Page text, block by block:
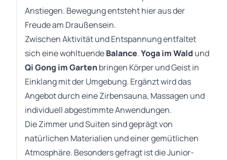
Anstiegen. Bewegung entsteht hier aus der
Freude am Draußensein.
Zwischen Aktivität und Entspannung entfaltet
sich eine wohltuendeBalance.Yoga im Wald und
Qi Gong im Gartenbringen Körper und Geist in
Einklang mit der Umgebung. Ergänzt wird das
Angebot durch eine Zirbensauna, Massagen und
individuell abgestimmte Anwendungen.
Die Zimmer und Suiten sind geprägt von
natürlichen Materialien und einer gemütlichen
Atmosphäre. Besonders gefragt ist die Junior-